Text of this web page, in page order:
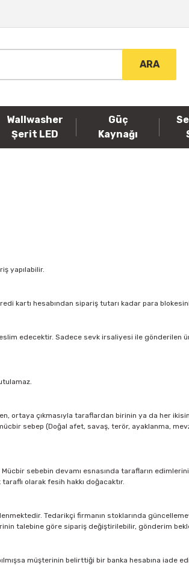
ARA
Wallwasher
Şerit LED
Güç
Kaynağı
yapılabilir.
hesabından sipariş tutarı kadar para
edecektir. Sadece sevk irsaliyesi ile gönderilen
ortaya çıkmasıyla taraflardan birinin ya da her
sebep (Doğal afet, savaş, terör, ayaklanma,
sebebin devamı esnasında tarafların
olarak fesih hakkı doğacaktır.
Tedarikçi firmanın stoklarında
talebine göre sipariş değiştirilebilir, gönderim
müşterinin belirttiği bir banka hesabına iade